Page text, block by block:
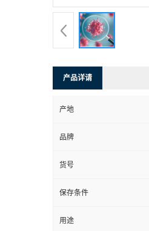
产品详请
产地
品牌
货号
保存条件
用途